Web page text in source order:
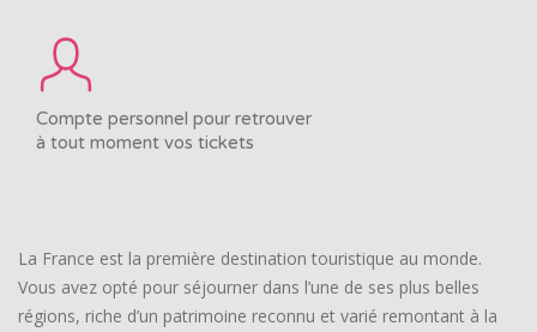
Compte personnel pour retrouver
à tout moment vos tickets
La France est la première destination touristique au monde.
Vous avez opté pour séjourner dans l’une de ses plus belles
régions, riche d’un patrimoine reconnu et varié remontant à la